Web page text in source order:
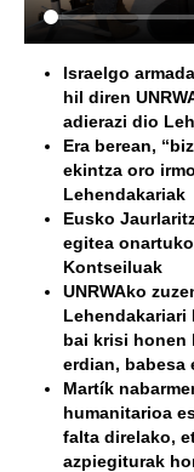
Israelgo
hil diren
adierazi dio
Era berean,
ekintza oro
Lehendakariak
Eusko
egitea
Kontseiluak
UNRWAko
Lehendakariari
bai krisi honen
erdian, babesa
Martík
humanitarioa
falta direlako,
azpiegiturak